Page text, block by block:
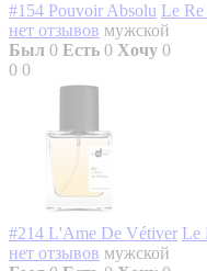
#154 Pouvoir Absolu Le
нет отзывов мужской
Был 0 Есть 0 Хочу 0
0 0
#214 L'Ame De Vétiver Le
нет отзывов мужской